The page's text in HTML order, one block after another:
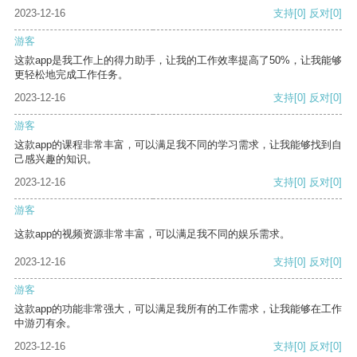
2023-12-16 支持[0] 反对[0]
游客
这款app是我工作上的得力助手，让我的工作效率提高了50%，让我能够
更轻松地完成工作任务。
2023-12-16
支持[0] 反对[0]
游客
这款app的课程非常丰富，可以满足我不同的学习需求，让我能够找到自
己感兴趣的知识。
2023-12-16
支持[0] 反对[0]
游客
这款app的视频资源非常丰富，可以满足我不同的娱乐需求。
2023-12-16 支持[0] 反对[0]
游客
这款app的功能非常强大，可以满足我所有的工作需求，让我能够在工作
中游刃有余。
2023-12-16
支持[0] 反对[0]